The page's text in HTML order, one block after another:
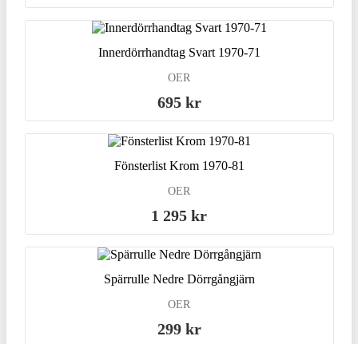
Innerdörrhandtag Svart 1970-71
OER
695 kr
Fönsterlist Krom 1970-81
OER
1 295 kr
Spärrulle Nedre Dörrgångjärn
OER
299 kr